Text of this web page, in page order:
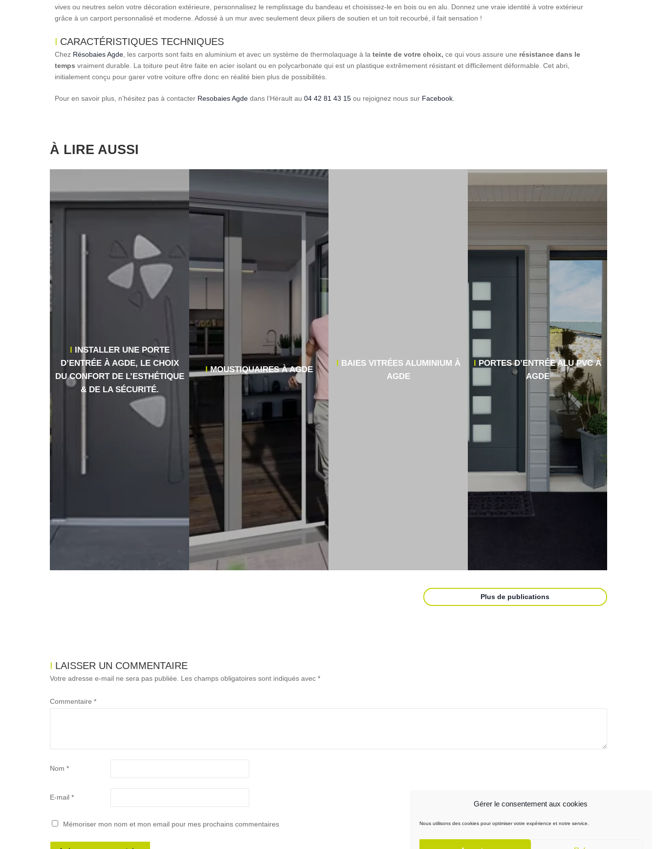
Gérer le consentement aux cookies
Nous utilisons des cookies pour optimiser votre expérience et notre service.
vives ou neutres selon votre décoration extérieure, personnalisez le remplissage du bandeau et choisissez-le en bois ou en alu. Donnez une vraie identité à votre extérieur
grâce à un carport personnalisé et moderne. Adossé à un mur avec seulement deux piliers de soutien et un toit recourbé, il fait sensation !
CARACTÉRISTIQUES TECHNIQUES
Chez Résobaies Agde , les carports sont faits en aluminium et avec un système de thermolaquage à la teinte de votre choix, ce qui vous assure une résistance dans le
temps vraiment durable. La toiture peut être faite en acier isolant ou en polycarbonate qui est un plastique extrêmement résistant et difficilement déformable. Cet abri,
initialement conçu pour garer votre voiture offre donc en réalité bien plus de possibilités.
Pour en savoir plus, n’hésitez pas à contacter Resobaies Agde dans l’Hérault au 04 42 81 43 15 ou rejoignez nous sur Facebook.
À LIRE AUSSI
INSTALLER UNE PORTE
D’ENTRÉE À AGDE, LE CHOIX
DU CONFORT DE L’ESTHÉTIQUE
& DE LA SÉCURITÉ.
MOUSTIQUAIRES À AGDE
BAIES VITRÉES ALUMINIUM À
AGDE
PORTES D’ENTRÉE ALU PVC À
AGDE
Plus de publications
LAISSER UN COMMENTAIRE
Votre adresse e-mail ne sera pas publiée. Les champs obligatoires sont indiqués avec *
Commentaire *
Nom *
E-mail *
Mémoriser mon nom et mon email pour mes prochains commentaires